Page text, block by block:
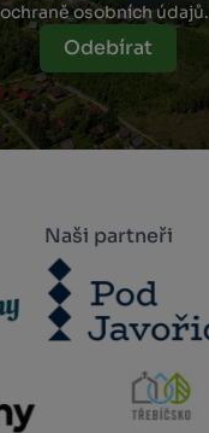
osobních údajů.
Odebírat
Naši partneři